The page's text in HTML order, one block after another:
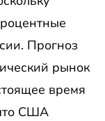
Прогноз
рынок
время
США